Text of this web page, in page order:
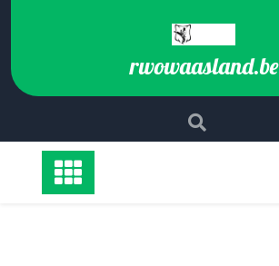
inhoud
rwowaasland.be